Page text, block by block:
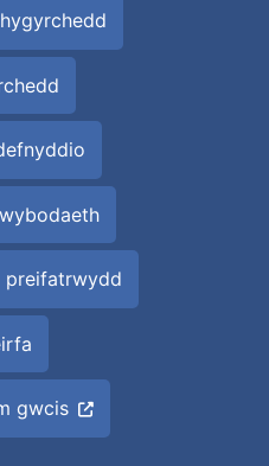
preifatrwydd
gwcis